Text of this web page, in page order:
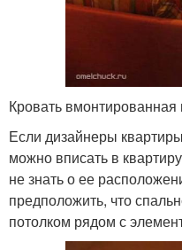
Кровать вмонтированная
Если дизайнеры
можно вписать в
не знать о ее
предположить, что
потолком рядом с